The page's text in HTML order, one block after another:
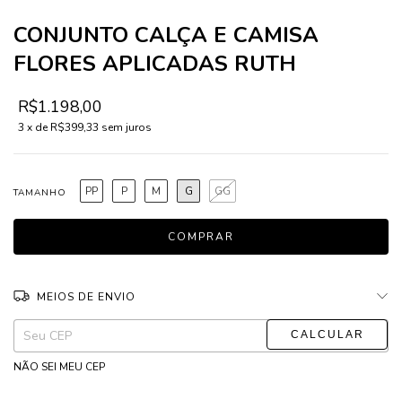
CONJUNTO CALÇA E CAMISA
FLORES APLICADAS RUTH
R$1.198,00
3 x deR$399,33 sem juros
TAMANHO GG
G
M
P
PP
MEIOS DE ENVIO
Entregas para o CEP:
ALTERAR CEP
NÃO SEI MEU CEP